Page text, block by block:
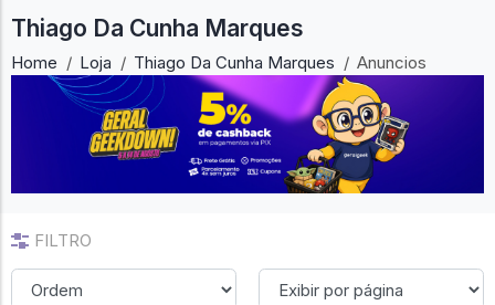
Thiago Da Cunha Marques
Home Loja Thiago Da Cunha Marques Anuncios
FILTRO